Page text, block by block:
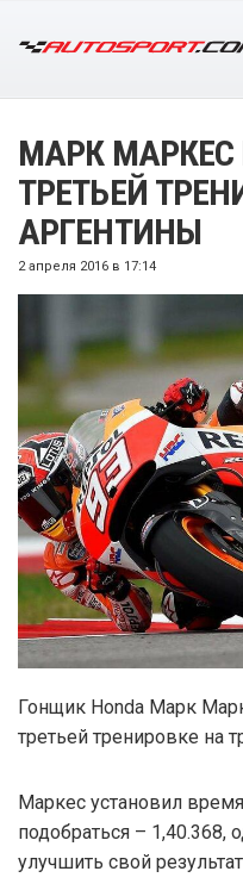
МАРК
ТРЕТЬЕЙ
АРГЕНТИНЫ
2 апреля 2016 в 17:14
Гонщик Honda Марк
третьей тренировке на
Маркес установил
подобраться – 1,40.368,
улучшить свой